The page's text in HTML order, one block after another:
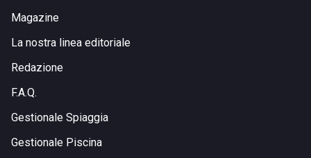
Magazine
La nostra linea editoriale
Redazione
F.A.Q.
Gestionale Spiaggia
Gestionale Piscina